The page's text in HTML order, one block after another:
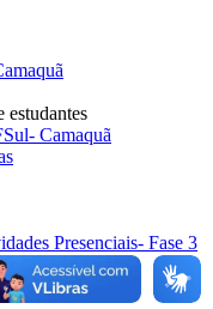
estudantes
Camaquã
Presenciais- Fase 3